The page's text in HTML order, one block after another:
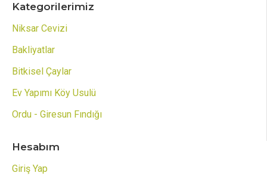
Kategorilerimiz
Niksar Cevizi
Bakliyatlar
Bitkisel Çaylar
Ev Yapımı Köy Usulü
Ordu - Giresun Fındığı
Hesabım
Giriş Yap